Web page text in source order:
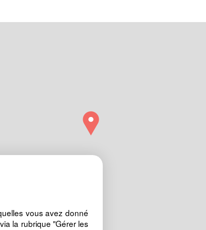
vous avez donné
la rubrique "Gérer les